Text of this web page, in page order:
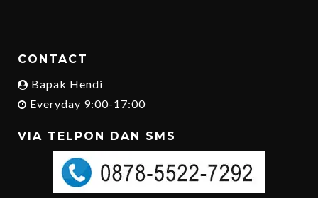
CONTACT
Bapak Hendi
Everyday 9:00-17:00
VIA TELPON DAN SMS